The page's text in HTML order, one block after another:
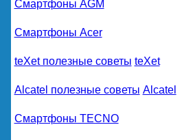
Смартфоны AGM
Смартфоны Acer
teXet полезные советы teXet
Alcatel полезные советы Alcatel
Смартфоны TECNO